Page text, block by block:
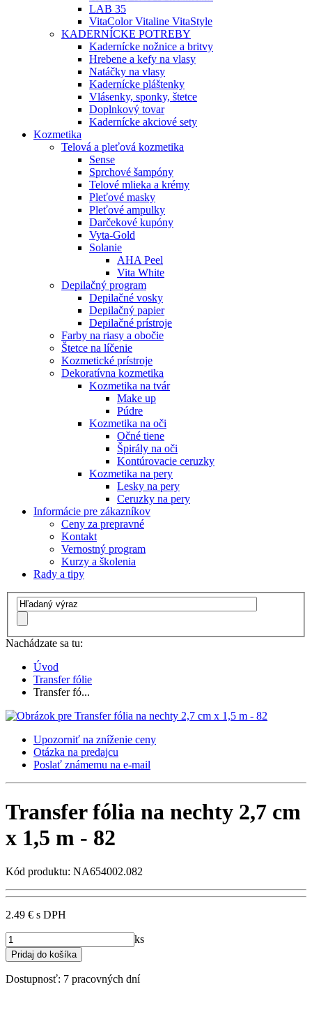
LAB 35
VitaColor Vitaline VitaStyle
KADERNÍCKE POTREBY
Kadernícke nožnice a britvy
Hrebene a kefy na vlasy
Natáčky na vlasy
Kadernícke pláštenky
Vlásenky, sponky, štetce
Doplnkový tovar
Kadernícke akciové sety
Kozmetika
Telová a pleťová kozmetika
Sense
Sprchové šampóny
Telové mlieka a krémy
Pleťové masky
Pleťové ampulky
Darčekové kupóny
Vyta-Gold
Solanie
AHA Peel
Vita White
Depilačný program
Depilačné vosky
Depilačný papier
Depilačné prístroje
Farby na riasy a obočie
Štetce na líčenie
Kozmetické prístroje
Dekoratívna kozmetika
Kozmetika na tvár
Make up
Púdre
Kozmetika na oči
Očné tiene
Špirály na oči
Kontúrovacie ceruzky
Kozmetika na pery
Lesky na pery
Ceruzky na pery
Informácie pre zákazníkov
Ceny za prepravné
Kontakt
Vernostný program
Kurzy a školenia
Rady a tipy
Nachádzate sa tu:
Úvod
Transfer fólie
Transfer fó...
Upozorniť na zníženie ceny
Otázka na predajcu
Poslať známemu na e-mail
Transfer fólia na nechty 2,7 cm
x 1,5 m - 82
Kód produktu: NA654002.082
2.49 € s DPH
ks
Dostupnosť: 7 pracovných dní